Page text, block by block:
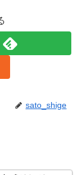
sato_shige